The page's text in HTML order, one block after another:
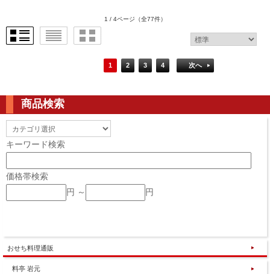
1 / 4ページ （全77件）
1 2 3 4 次へ
商品検索
キーワード検索
価格帯検索
円 ～
円
おせち料理通販
料亭 岩元